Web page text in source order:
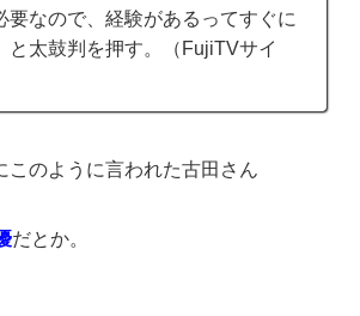
要なので、経験があるってすぐに
と太鼓判を押す。（FujiTVサイ
このように言われた古田さん
だとか。